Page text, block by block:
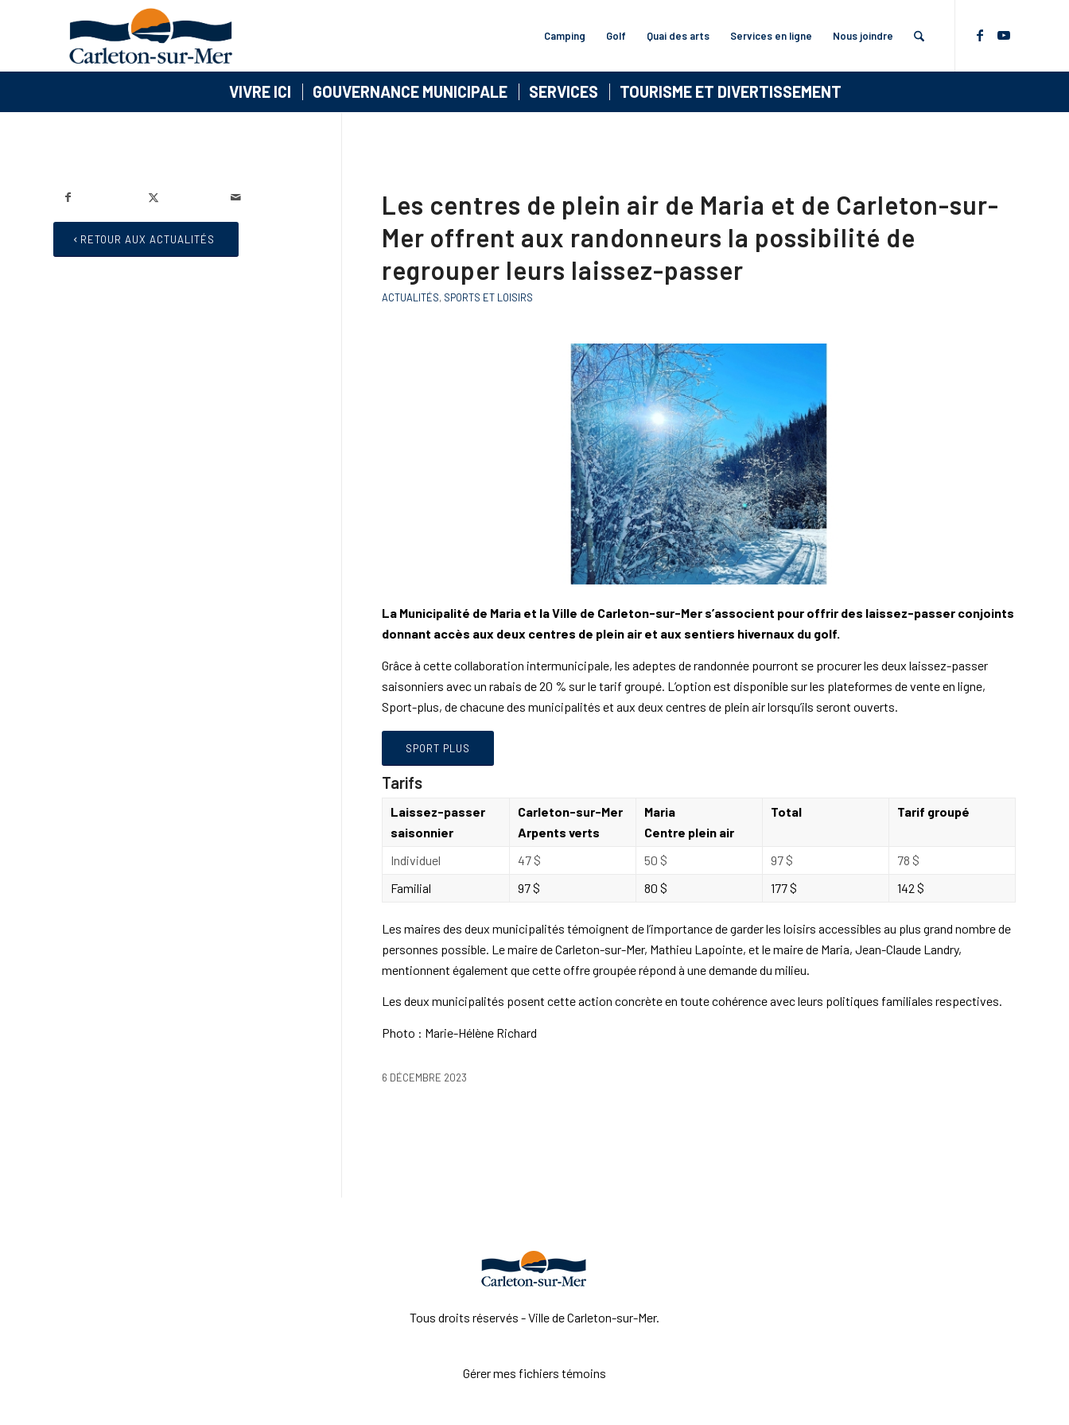
Camping Golf Quai des arts Services en ligne Nous joindre
VIVRE ICI GOUVERNANCE MUNICIPALE SERVICES TOURISME ET DIVERTISSEMENT
Les centres de plein air de Maria et de Carleton-sur-
Mer offrent aux randonneurs la possibilité de
regrouper leurs laissez-passer
ACTUALITÉS, SPORTS ET LOISIRS
La Municipalité de Maria et la Ville de Carleton-sur-Mer s’associent pour offrir des laissez-passer conjoints
donnant accès aux deux centres de plein air et aux sentiers hivernaux du golf.
Grâce à cette collaboration intermunicipale, les adeptes de randonnée pourront se procurer les deux laissez-passer
saisonniers avec un rabais de 20 % sur le tarif groupé. L’option est disponible sur les plateformes de vente en ligne,
Sport-plus, de chacune des municipalités et aux deux centres de plein air lorsqu’ils seront ouverts.
SPORT PLUS
Tarifs
Laissez-passer
saisonnier
Carleton-sur-Mer
Arpents verts
Maria
Centre plein air
Total Tarif groupé
Individuel 47 $ 50 $ 97 $
78 $
Familial
97 $ 80 $ 177 $ 142 $
Les maires des deux municipalités témoignent de l’importance de garder les loisirs accessibles au plus grand nombre de
personnes possible. Le maire de Carleton-sur-Mer, Mathieu Lapointe, et le maire de Maria, Jean-Claude Landry,
mentionnent également que cette offre groupée répond à une demande du milieu.
Les deux municipalités posent cette action concrète en toute cohérence avec leurs politiques familiales respectives.
Photo : Marie-Hélène Richard
6 DÉCEMBRE 2023
RETOUR AUX ACTUALITÉS
Tous droits réservés - Ville de Carleton-sur-Mer.
Gérer mes fichiers témoins